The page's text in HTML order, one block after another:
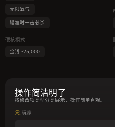
无限氧气
瞄准时一击必杀
硬核模式
金钱 -25,000
操作简洁明了
按修改项类型分类展示，操作简单直观。